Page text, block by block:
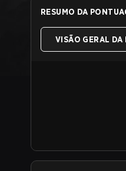
RESUMO DA
VISÃO GERAL DA